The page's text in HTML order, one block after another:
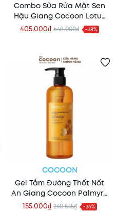
Combo Sữa Rửa Mặt Sen
Hậu Giang Cocoon Lotus
310ml + Nước Tẩy Trang
Sen Hậu Giang Cocoon
405.000₫ 648.000₫ -38%
COCOON
Gel Tắm Đường Thốt Nốt
An Giang Cocoon Palmyra
Sugar Shower Gel
155.000₫ 240.545₫ -36%